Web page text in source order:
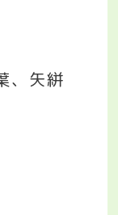
、矢絣